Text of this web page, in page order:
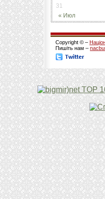
« Июл
31
Copyright © –
Пишіть нам –